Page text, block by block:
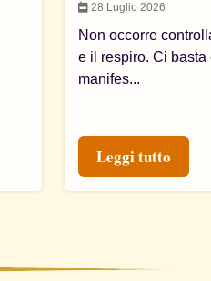
28 Luglio 2026
Non occorre
e il respiro. Ci
manifes...
Leggi tutto